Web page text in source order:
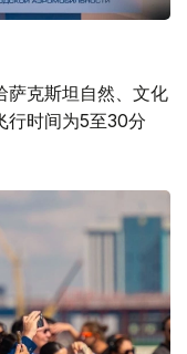
萨克斯坦自然、文化
行时间为5至30分